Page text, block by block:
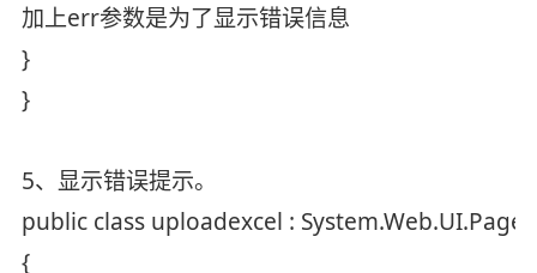
加上err参数是为了显示错误信息
}
}
5、显示错误提示。
public class uploadexcel : System.Web.UI.Page
{